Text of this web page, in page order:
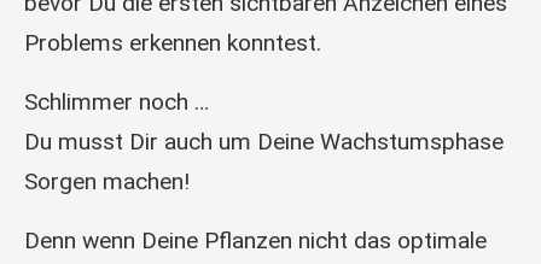
Problems erkennen konntest.
Schlimmer noch …
Du musst Dir auch um Deine Wachstumsphase
Sorgen machen!
Denn wenn Deine Pflanzen nicht das optimale